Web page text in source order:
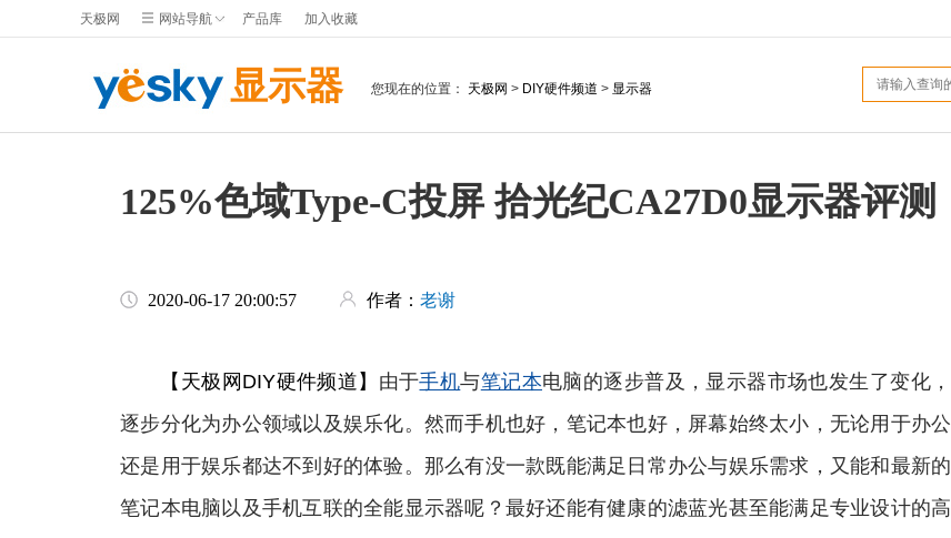
天极网 网站导航 产品库 加入收藏
显示器 您现在的位置： 天极网 > DIY硬件频道 > 显示器
125%色域Type-C投屏 拾光纪CA27D0显示器评测
2020-06-17 20:00:57 作者： 老谢
【天极网DIY硬件频道】 由于手机与笔记本电脑的逐步普及，显示器市场也发生了变化，
逐步分化为办公领域以及娱乐化。然而手机也好，笔记本也好，屏幕始终太小，无论用于办公
还是用于娱乐都达不到好的体验。那么有没一款既能满足日常办公与娱乐需求，又能和最新的
笔记本电脑以及手机互联的全能显示器呢？最好还能有健康的滤蓝光甚至能满足专业设计的高